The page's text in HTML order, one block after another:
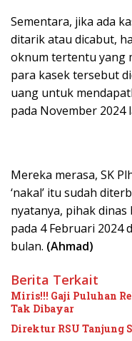
Sementara, jika ada
ditarik atau dicabut,
oknum tertentu yang
para kasek tersebut
uang untuk
pada November 2024
Mereka merasa, SK
‘nakal’ itu sudah
nyatanya, pihak
pada 4 Februari 2024
bulan. (Ahmad)
Berita Terkait
Miris!!! Gaji Puluhan
Tak Dibayar
Direktur RSU Tanjung